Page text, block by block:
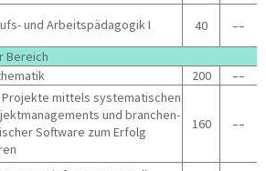
und Arbeits­päd­ago­gik I 40
––
Bereich
200
––
Pro­jek­te mit­tels sys­te­ma­ti­schen
und bran­chen­
Soft­ware zum Erfolg
160 ––